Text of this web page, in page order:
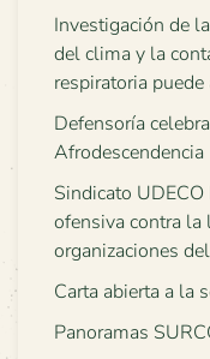
Investigación de
del clima y la
respiratoria
Defensoría
Afrodescendencia
Sindicato
ofensiva contra la
organizaciones
Carta abierta a la
Panoramas